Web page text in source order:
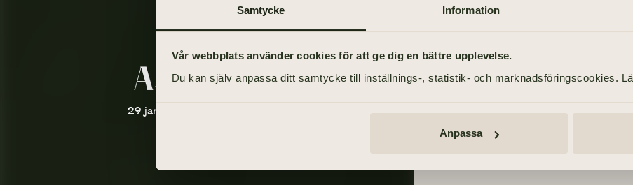
Samtycke Information
Vår webbplats använder cookies för att ge dig en bättre upplevelse.
Du kan själv anpassa ditt samtycke till inställnings-, statistik- och marknadsföringscookies.
Anpassa
Asko Aho
29 januari 1937 - 4 januari 2021
Göteborgs-Posten